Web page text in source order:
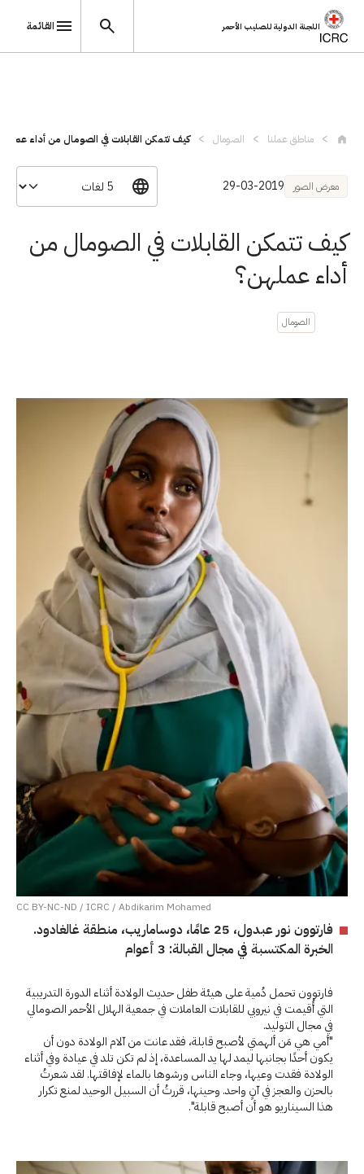
اللجنة الدولية للصليب الأحمر القائمة
مناطق عملنا الصومال كيف تتمكن القابلات في الصومال من أداء عم...
معرض الصور 29-03-2019
كيف تتمكن القابلات في الصومال من
أداء عملهن؟
الصومال
CC BY-NC-ND / ICRC / Abdikarim Mohamed
فارتوون نور عبدول، 25 عامًا، دوساماريب، منطقة غالغادود.
الخبرة المكتسبة في مجال القبالة: 3 أعوام
فارتوون تحمل دُمية على هيئة طفل حديث الولادة أثناء الدورة التدريبية
التي أُقيمت في نيروبي للقابلات العاملات في جمعية الهلال الأحمر الصومالي
في مجال التوليد.
"أمي هي مَن ألهمتي لأصبح قابلة، فقد عانت من آلام الولادة دون أن
يكون أحدًا بجانبها ليمد لها يد المساعدة، إذ لم تكن تلد في عيادة وفي أثناء
الولادة فقدت وعيها، وجاء الناس ورشوها بالماء لإفاقتها. لقد شعرتُ
بالحزن والعجز في آنٍ واحد. وحينها، قررتُ أن السبيل الوحيد لمنع تكرار
هذا السيناريو هو أن أصبح قابلة".